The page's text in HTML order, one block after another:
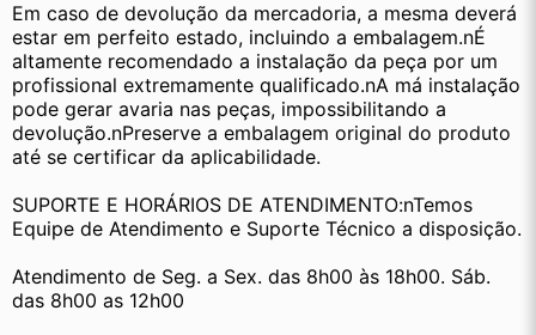
Em caso de devolução da mercadoria, a mesma deverá
estar em perfeito estado, incluindo a embalagem.nÉ
altamente recomendado a instalação da peça por um
profissional extremamente qualificado.nA má instalação
pode gerar avaria nas peças, impossibilitando a
devolução.nPreserve a embalagem original do produto
até se certificar da aplicabilidade.
SUPORTE E HORÁRIOS DE ATENDIMENTO:nTemos
Equipe de Atendimento e Suporte Técnico a disposição.
Atendimento de Seg. a Sex. das 8h00 às 18h00. Sáb.
das 8h00 as 12h00